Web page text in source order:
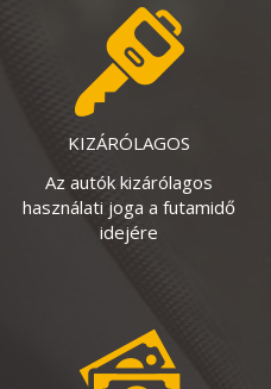
KIZÁRÓLAGOS
Az autók kizárólagos
használati joga a futamidő
idejére